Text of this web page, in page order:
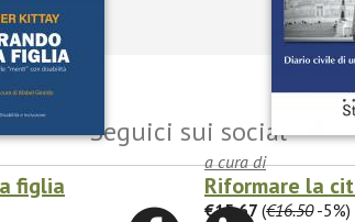
figlia
a cura di
Riformare la
€15.67 (€16.50-5%)
Seguici sui social